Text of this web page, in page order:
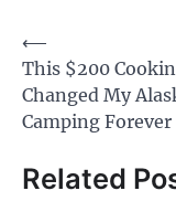
投
稿
ナ
ゲ
⟵
This $200
Changed My
Camping Forever
Related